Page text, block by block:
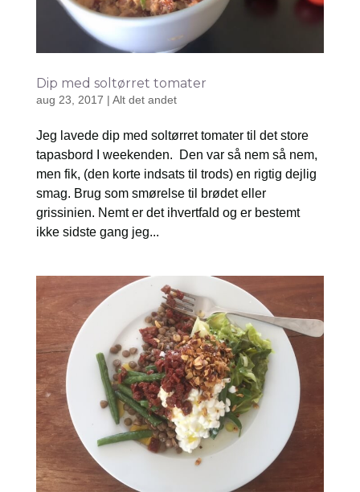
Dip med soltørret tomater
aug 23, 2017 | Alt det andet
Jeg lavede dip med soltørret tomater til det store
tapasbord I weekenden. Den var så nem så nem,
men fik, (den korte indsats til trods) en rigtig dejlig
smag. Brug som smørelse til brødet eller
grissinien. Nemt er det ihvertfald og er bestemt
ikke sidste gang jeg...